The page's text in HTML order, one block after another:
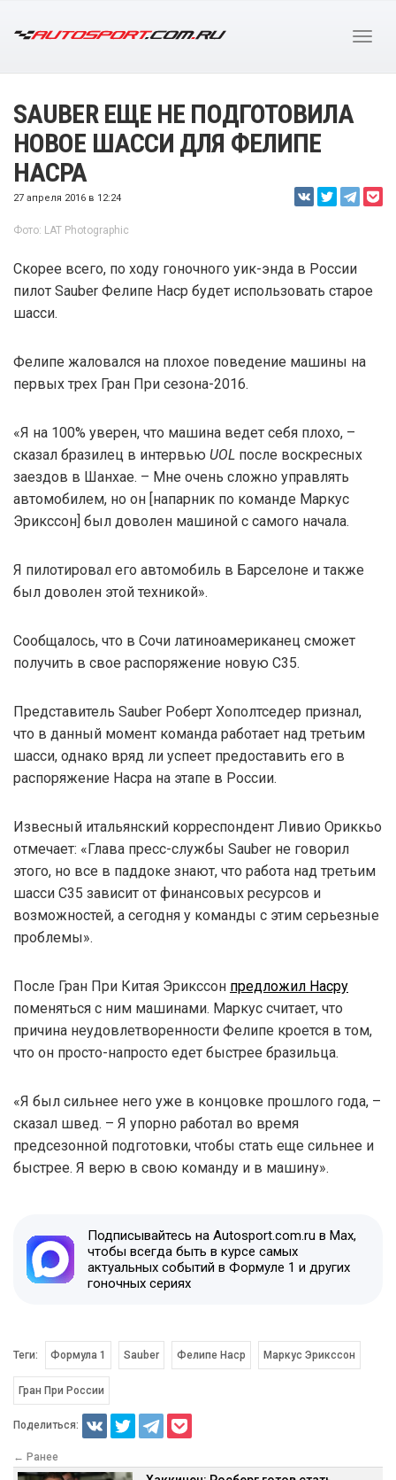
SAUBER ЕЩЕ НЕ ПОДГОТОВИЛА
НОВОЕ ШАССИ ДЛЯ ФЕЛИПЕ
НАСРА
27 апреля 2016 в 12:24
Фото: LAT Photographic
Скорее всего, по ходу гоночного уик-энда в России
пилот Sauber Фелипе Наср будет использовать старое
шасси.
Фелипе жаловался на плохое поведение машины на
первых трех Гран При сезона-2016.
«Я на 100% уверен, что машина ведет себя плохо, –
сказал бразилец в интервью UOL после воскресных
заездов в Шанхае. – Мне очень сложно управлять
автомобилем, но он [напарник по команде Маркус
Эрикссон] был доволен машиной с самого начала.
Я пилотировал его автомобиль в Барселоне и также
был доволен этой техникой».
Сообщалось, что в Сочи латиноамериканец сможет
получить в свое распоряжение новую C35.
Представитель Sauber Роберт Хополтседер признал,
что в данный момент команда работает над третьим
шасси, однако вряд ли успеет предоставить его в
распоряжение Насра на этапе в России.
Извесный итальянский корреспондент Ливио Ориккьо
отмечает: «Глава пресс-службы Sauber не говорил
этого, но все в паддоке знают, что работа над третьим
шасси C35 зависит от финансовых ресурсов и
возможностей, а сегодня у команды с этим серьезные
проблемы».
После Гран При Китая Эрикссон предложил Насру
поменяться с ним машинами. Маркус считает, что
причина неудовлетворенности Фелипе кроется в том,
что он просто-напросто едет быстрее бразильца.
«Я был сильнее него уже в концовке прошлого года, –
сказал швед. – Я упорно работал во время
предсезонной подготовки, чтобы стать еще сильнее и
быстрее. Я верю в свою команду и в машину».
Подписывайтесь на Autosport.com.ru в Max,
чтобы всегда быть в курсе самых
актуальных событий в Формуле 1 и других
гоночных сериях
Теги: Формула 1 Sauber Фелипе Наср Маркус Эрикссон
Гран При России
Поделиться:
← Ранее